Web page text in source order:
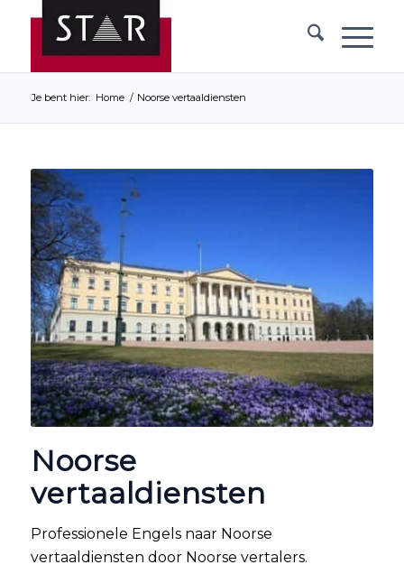
Je bent hier: Home / Noorse vertaaldiensten
Noorse
vertaaldiensten
Professionele Engels naar Noorse
vertaaldiensten door Noorse vertalers.